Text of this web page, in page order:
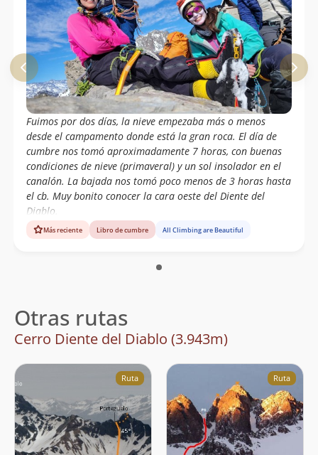
Fuimos por dos días, la nieve empezaba más o menos
desde el campamento donde está la gran roca. El día de
cumbre nos tomó aproximadamente 7 horas, con buenas
condiciones de nieve (primaveral) y un sol insolador en el
canalón. La bajada nos tomó poco menos de 3 horas hasta
el cb. Muy bonito conocer la cara oeste del Diente del
Diablo.
Más reciente Libro de cumbre All Climbing are Beautiful
Otras rutas
Cerro Diente del Diablo (3.943m)
Ruta Ruta